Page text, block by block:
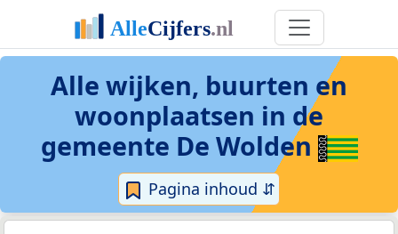
Alle wijken, buurten en
woonplaatsen in de
gemeente De Wolden
Pagina inhoud ⇵